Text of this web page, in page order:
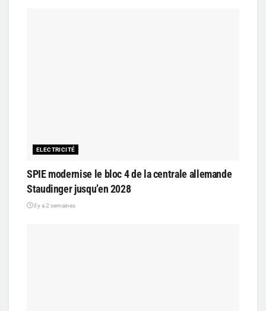
ELECTRICITÉ
SPIE modernise le bloc 4 de la centrale allemande
Staudinger jusqu’en 2028
il y a 2 semaines